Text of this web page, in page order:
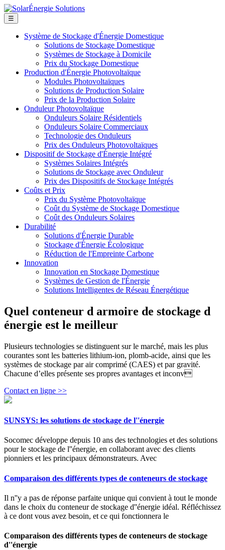
☰
Système de Stockage d'Énergie Domestique
Solutions de Stockage Domestique
Systèmes de Stockage à Domicile
Prix du Stockage Domestique
Production d'Énergie Photovoltaïque
Modules Photovoltaïques
Solutions de Production Solaire
Prix de la Production Solaire
Onduleur Photovoltaïque
Onduleurs Solaire Résidentiels
Onduleurs Solaire Commerciaux
Technologie des Onduleurs
Prix des Onduleurs Photovoltaïques
Dispositif de Stockage d'Énergie Intégré
Systèmes Solaires Intégrés
Solutions de Stockage avec Onduleur
Prix des Dispositifs de Stockage Intégrés
Coûts et Prix
Prix du Système Photovoltaïque
Coût du Système de Stockage Domestique
Coût des Onduleurs Solaires
Durabilité
Solutions d'Énergie Durable
Stockage d'Énergie Écologique
Réduction de l'Empreinte Carbone
Innovation
Innovation en Stockage Domestique
Systèmes de Gestion de l'Énergie
Solutions Intelligentes de Réseau Énergétique
Quel conteneur d armoire de stockage d
énergie est le meilleur
Plusieurs technologies se distinguent sur le marché, mais les plus
courantes sont les batteries lithium-ion, plomb-acide, ainsi que les
systèmes de stockage par air comprimé (CAES) et par gravité.
Chacune d’elles présente ses propres avantages et inconv
Contact en ligne >>
SUNSYS: les solutions de stockage de l''énergie
Socomec développe depuis 10 ans des technologies et des solutions
pour le stockage de l''énergie, en collaborant avec des clients
pionniers et les principaux démonstrateurs. Avec
Comparaison des différents types de conteneurs de stockage
Il n''y a pas de réponse parfaite unique qui convient à tout le monde
dans le choix du conteneur de stockage d''énergie idéal. Réfléchissez
à ce dont vous avez besoin, et ce qui fonctionnera le
Comparaison des différents types de conteneurs de stockage
d''énergie